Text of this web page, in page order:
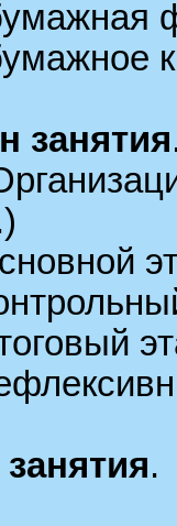
занятия
.